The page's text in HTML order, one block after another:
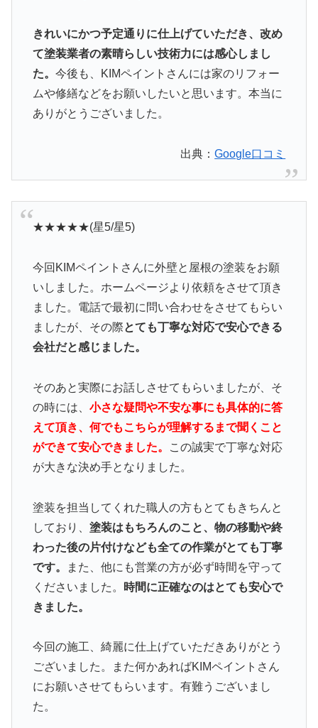
きれいにかつ予定通りに仕上げていただき、改め
て塗装業者の素晴らしい技術力には感心しまし
た。 今後も、KIMペイントさんには家のリフォー
ムや修繕などをお願いしたいと思います。本当に
ありがとうございました。
出典：Google口コミ
★★★★★(星5/星5)
今回KIMペイントさんに外壁と屋根の塗装をお願
いしました。ホームページより依頼をさせて頂き
ました。電話で最初に問い合わせをさせてもらい
ましたが、その際とても丁寧な対応で安心できる
会社だと感じました。
そのあと実際にお話しさせてもらいましたが、そ
の時には、 小さな疑問や不安な事にも具体的に答
えて頂き、何でもこちらが理解するまで聞くこと
ができて安心できました。
この誠実で丁寧な対応
が大きな決め手となりました。
塗装を担当してくれた職人の方もとてもきちんと
しており、 塗装はもちろんのこと、物の移動や終
わった後の片付けなども全ての作業がとても丁寧
です。
また、他にも営業の方が必ず時間を守って
くださいました。
時間に正確なのはとても安心で
きました。
今回の施工、綺麗に仕上げていただきありがとう
ございました。また何かあればKIMペイントさん
にお願いさせてもらいます。有難うございまし
た。